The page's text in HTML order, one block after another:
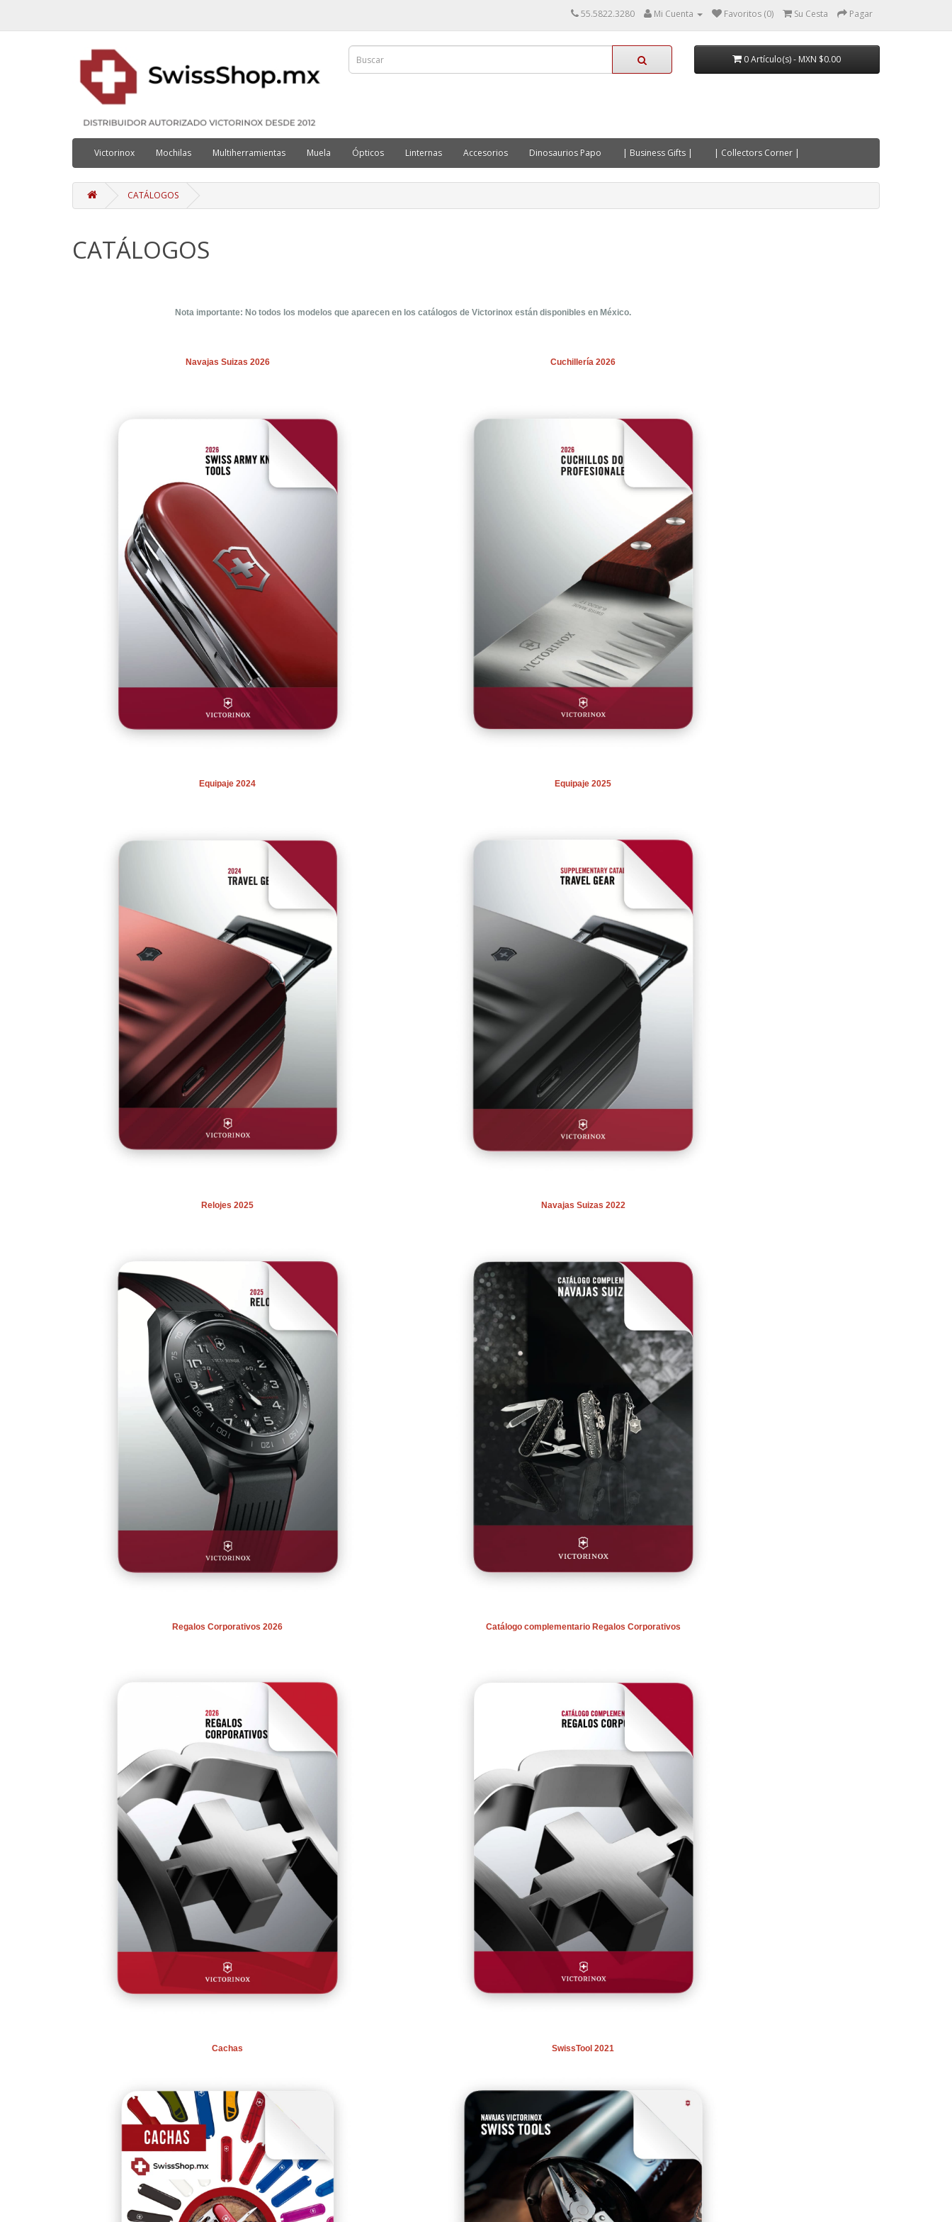
55.5822.3280 Mi Cuenta Favoritos (0) Su Cesta Pagar
0 Artículo(s) - MXN $0.00
Victorinox Mochilas Multiherramientas Muela Ópticos Linternas Accesorios Dinosaurios Papo | Business Gifts | | Collectors Corner |
CATÁLOGOS
CATÁLOGOS
Nota importante: No todos los modelos que aparecen en los catálogos de Victorinox están disponibles en México.
Navajas Suizas 2026 Cuchillería 2026
Equipaje 2024 Equipaje 2025
Relojes 2025 Navajas Suizas 2022
Regalos Corporativos 2026 Catálogo complementario Regalos Corporativos
Cachas SwissTool 2021